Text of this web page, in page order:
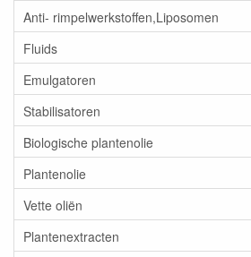
Anti- rimpelwerkstoffen,Liposomen
Fluids
Emulgatoren
Stabilisatoren
Biologische plantenolie
Plantenolie
Vette oliën
Plantenextracten